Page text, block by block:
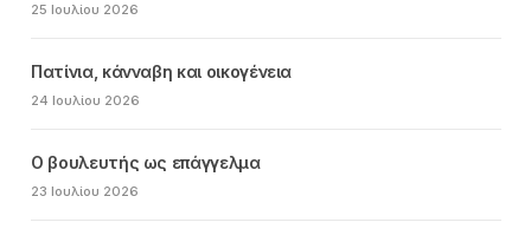
25 Ιουλίου 2026
Πατίνια, κάνναβη και οικογένεια
24 Ιουλίου 2026
Ο βουλευτής ως επάγγελμα
23 Ιουλίου 2026